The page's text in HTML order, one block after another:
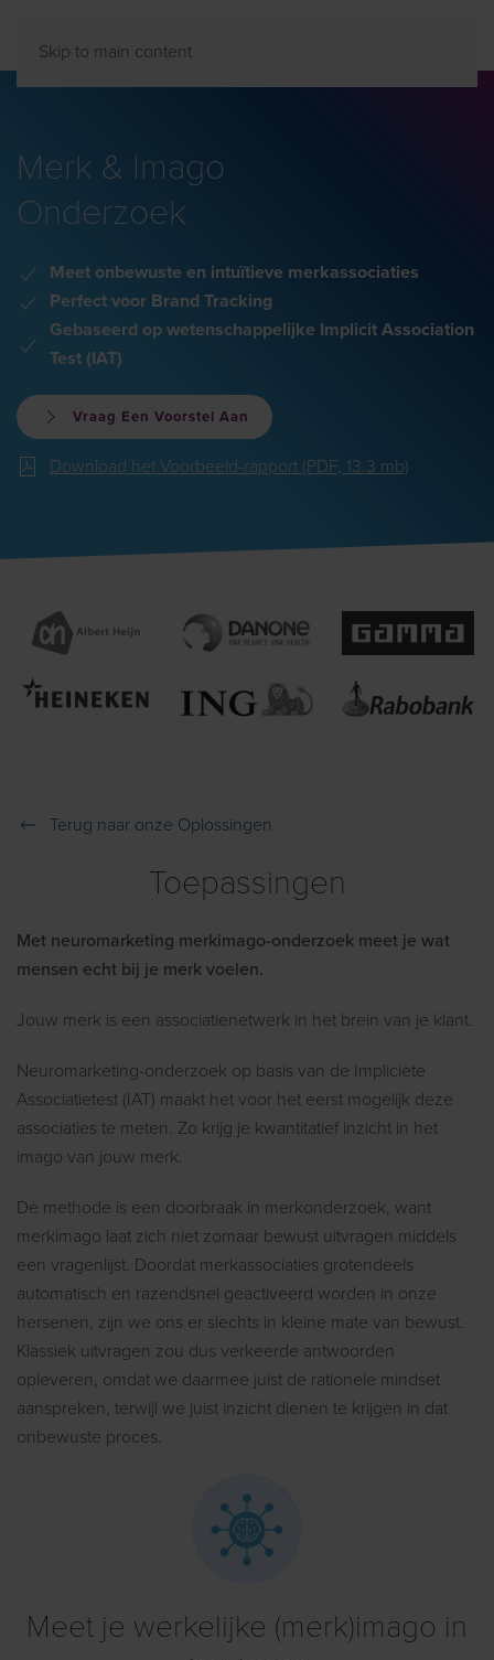
Skip to main content
Merk & Imago
Onderzoek
Meet onbewuste en intuïtieve merkassociaties
Perfect voor Brand Tracking
Gebaseerd op wetenschappelijke Implicit Association
Test (IAT)
Vraag Een Voorstel Aan
Download het Voorbeeld-rapport (PDF, 13.3 mb)
Terug naar onze Oplossingen
Toepassingen
Met neuromarketing merkimago-onderzoek meet je wat
mensen echt bij je merk voelen.
Jouw merk is een associatienetwerk in het brein van je klant.
Neuromarketing-onderzoek op basis van de Impliciete
Associatietest (IAT) maakt het voor het eerst mogelijk deze
associaties te meten. Zo krijg je kwantitatief inzicht in het
imago van jouw merk.
De methode is een doorbraak in merkonderzoek, want
merkimago laat zich niet zomaar bewust uitvragen middels
een vragenlijst. Doordat merkassociaties grotendeels
automatisch en razendsnel geactiveerd worden in onze
hersenen, zijn we ons er slechts in kleine mate van bewust.
Klassiek uitvragen zou dus verkeerde antwoorden
opleveren, omdat we daarmee juist de rationele mindset
aanspreken, terwijl we juist inzicht dienen te krijgen in dat
onbewuste proces.
Meet je werkelijke (merk)imago in